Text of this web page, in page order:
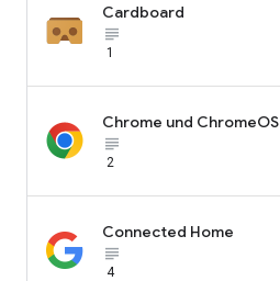
Cardboard
subject_black
1
Chrome und ChromeOS
subject_black
2
Connected Home
subject_black
4